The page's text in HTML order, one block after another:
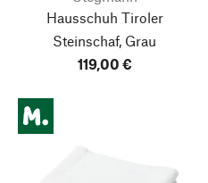
Hausschuh Tiroler
Steinschaf, Grau
119,00 €